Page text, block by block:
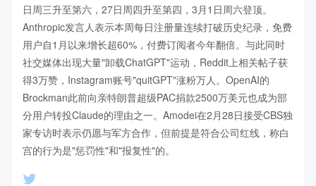
日周三升至第六，27日周四升至第四，3月1日周六登顶。
Anthropic发言人表示本周每日注册量连续打破历史纪录，免费
用户自1月以来增长超60%，付费订阅者今年翻倍。与此同时
社交媒体出现大量"卸载ChatGPT"运动，Reddit上相关帖子获
得3万赞，Instagram账号"quitGPT"涨粉万人。OpenAI的
Brockman此前向亲特朗普超级PAC捐款2500万美元也成为部
分用户转投Claude的理由之一。Amodei在2月28日接受CBS独
家专访时表示仍愿与军方合作，但前提是符合公司红线，称白
宫的行为是"惩罚性"和"报复性"的。